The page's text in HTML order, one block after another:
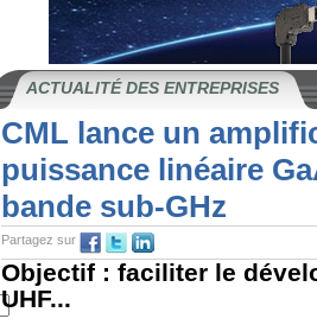
ACTUALITÉ DES ENTREPRISES
CML lance un
puissance linéaire
bande sub-GHz
Partagez sur
Objectif : faciliter le
UHF...